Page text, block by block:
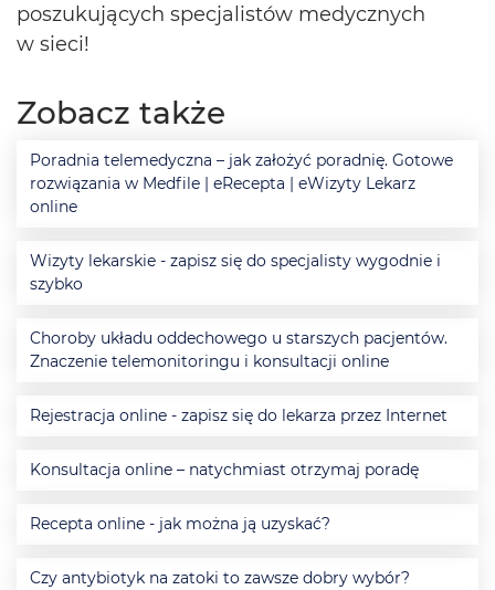
poszukujących specjalistów medycznych
w sieci!
Zobacz także
Poradnia telemedyczna – jak założyć poradnię. Gotowe
rozwiązania w Medfile | eRecepta | eWizyty Lekarz
online
Wizyty lekarskie - zapisz się do specjalisty wygodnie i
szybko
Choroby układu oddechowego u starszych pacjentów.
Znaczenie telemonitoringu i konsultacji online
Rejestracja online - zapisz się do lekarza przez Internet
Konsultacja online – natychmiast otrzymaj poradę
Recepta online - jak można ją uzyskać?
Czy antybiotyk na zatoki to zawsze dobry wybór?